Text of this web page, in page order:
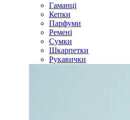
Гаманці
Кепки
Парфуми
Ремені
Сумки
Шкарпетки
Рукавички